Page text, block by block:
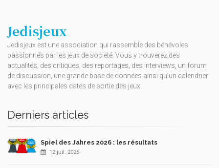
Jedisjeux
Jedisjeux est une association qui rassemble des bénévoles
passionnés par les jeux de société. Vous y trouverez des
actualités, des critiques, des reportages, des interviews, un forum
de discussion, une grande base de données ainsi qu’un calendrier
avec les principales dates de sortie des jeux.
Derniers articles
Spiel des Jahres 2026 : les résultats
12 juil. 2026